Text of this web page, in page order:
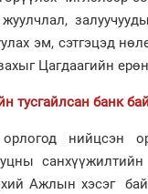
эм, сэтгэцэд
Цагдаагийн
тусгайлсан банк
нийцсэн
санхүүжилтийн
Ажлын хэсэг